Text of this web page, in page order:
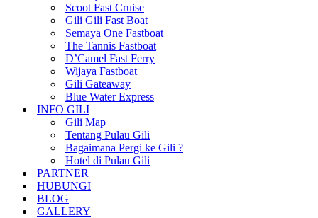
Scoot Fast Cruise
Gili Gili Fast Boat
Semaya One Fastboat
The Tannis Fastboat
D’Camel Fast Ferry
Wijaya Fastboat
Gili Gateaway
Blue Water Express
INFO GILI
Gili Map
Tentang Pulau Gili
Bagaimana Pergi ke Gili ?
Hotel di Pulau Gili
PARTNER
HUBUNGI
BLOG
GALLERY